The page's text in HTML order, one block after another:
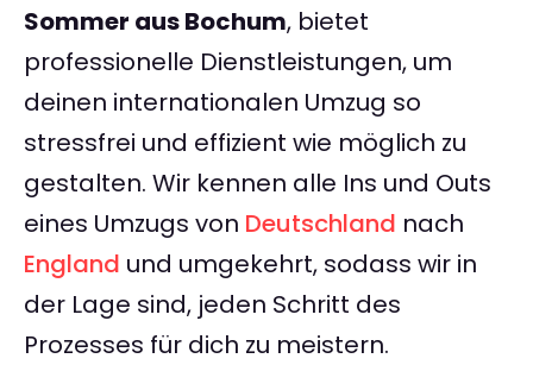
Sommer aus Bochum, bietet
professionelle Dienstleistungen, um
deinen internationalen Umzug so
stressfrei und effizient wie möglich zu
gestalten. Wir kennen alle Ins und Outs
eines Umzugs von Deutschland nach
England und umgekehrt, sodass wir in
der Lage sind, jeden Schritt des
Prozesses für dich zu meistern.